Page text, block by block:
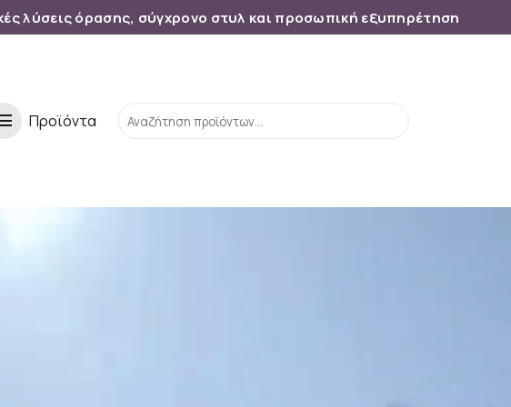
λύσεις όρασης, σύγχρονο στυλ και προσωπική εξυπηρέτηση
Προϊόντα